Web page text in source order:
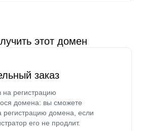
этот домен
заказ
регистрацию
домена: вы сможете
регистрацию домена, если
его не продлит.